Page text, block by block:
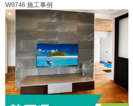
W9746 施工事例